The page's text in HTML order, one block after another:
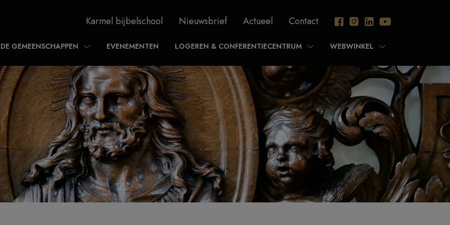
Karmel bijbelschool Nieuwsbrief Actueel Contact
DE GEMEENSCHAPPEN EVENEMENTEN LOGEREN & CONFERENTIECENTRUM WEBWINKEL